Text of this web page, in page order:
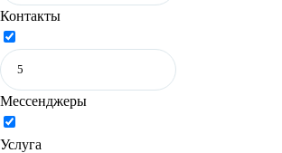
Контакты
Мессенджеры
Услуга